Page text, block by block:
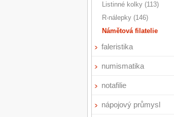
Listinné kolky (113)
R-nálepky (146)
Námětová filatelie
faleristika
numismatika
notafilie
nápojový průmysl